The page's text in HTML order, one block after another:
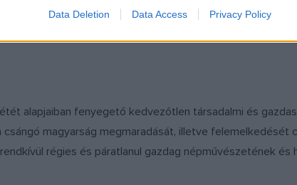
Data Deletion Data Access Privacy Policy
A moldvai csángó magyarok táncai szakmai szemmel
mutattak be csángó asszonyok.
alapjaiban fenyegető kedvezőtlen társadalmi és
magyarság megmaradását, illetve
régies és páratlanul gazdag népművészetének és